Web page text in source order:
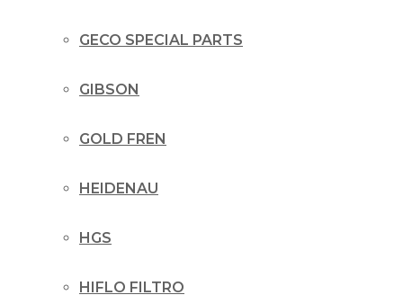
GECO SPECIAL PARTS
GIBSON
GOLD FREN
HEIDENAU
HGS
HIFLO FILTRO